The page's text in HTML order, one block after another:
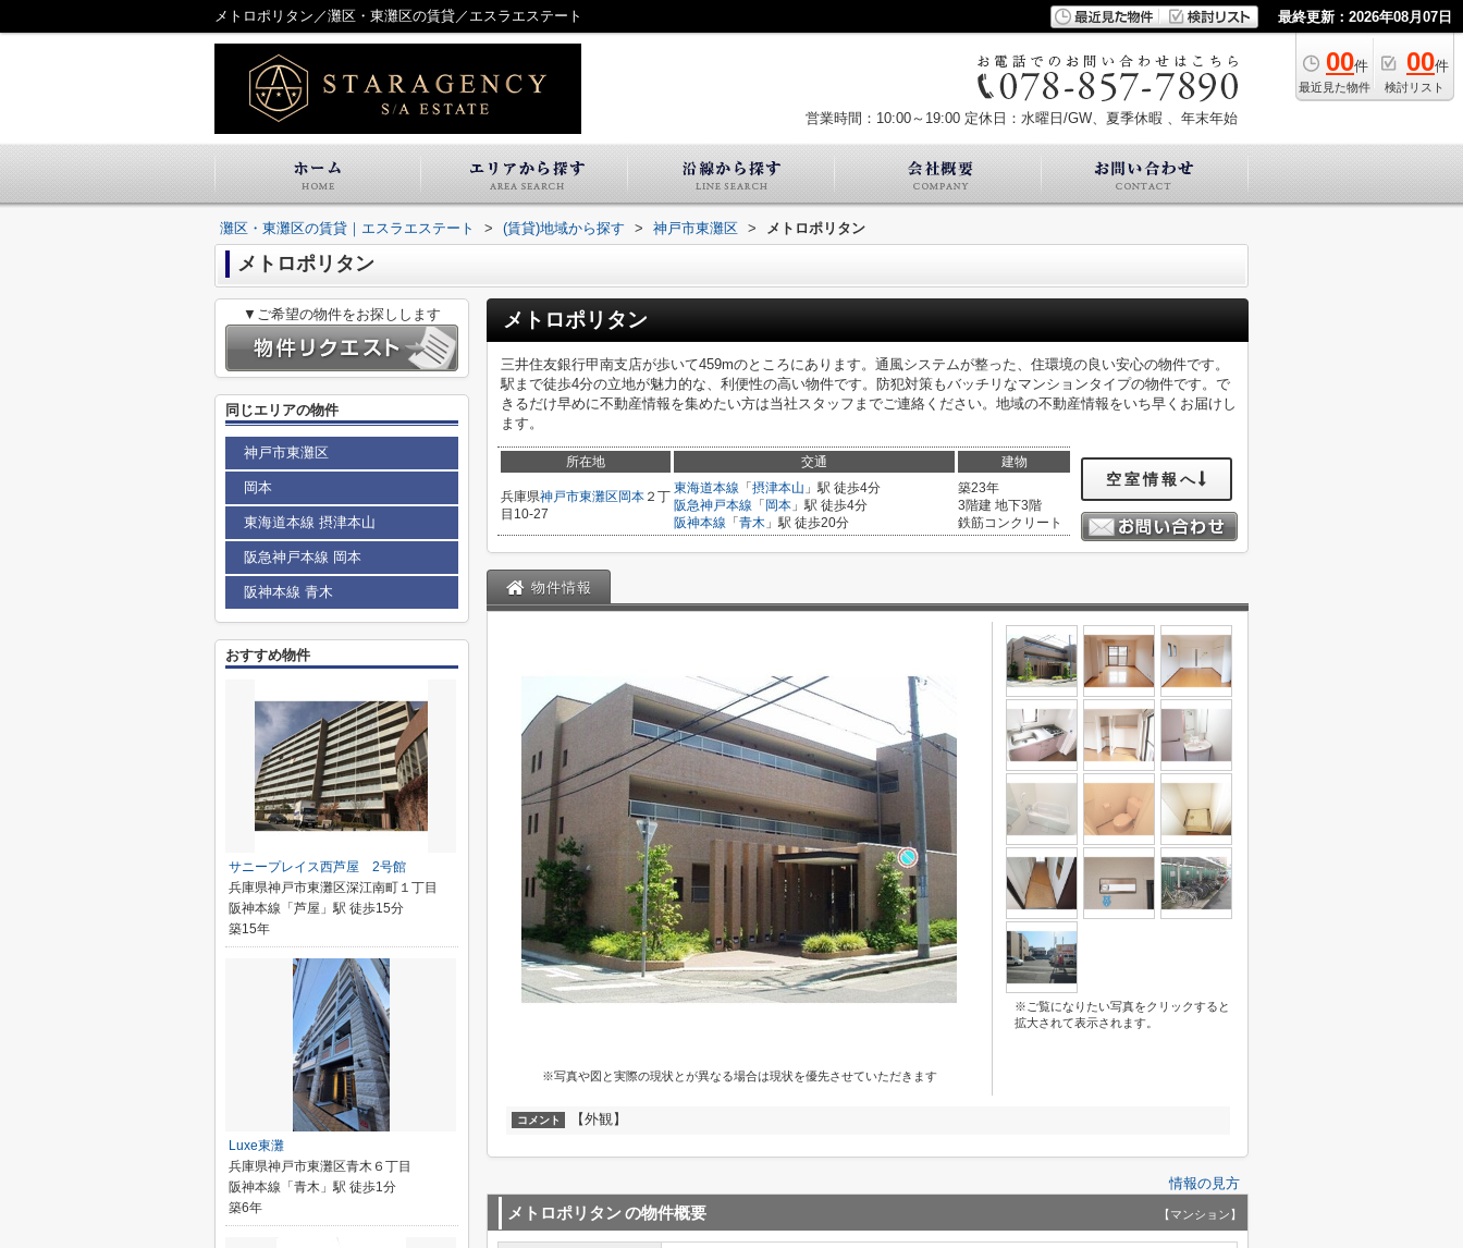
メトロポリタン／灘区・東灘区の賃貸／エスラエステート 最終更新：2026年08月07日
00件
最近見た物件
00件
検討リスト
営業時間：10:00～19:00 定休日：水曜日/GW、夏季休暇 、年末年始
灘区・東灘区の賃貸｜エスラエステート > (賃貸)地域から探す > 神戸市東灘区 > メトロポリタン
メトロポリタン
メトロポリタン
三井住友銀行甲南支店が歩いて459mのところにあります。通風システムが整った、住環境の良い安心の物件です。
駅まで徒歩4分の立地が魅力的な、利便性の高い物件です。防犯対策もバッチリなマンションタイプの物件です。で
きるだけ早めに不動産情報を集めたい方は当社スタッフまでご連絡ください。地域の不動産情報をいち早くお届けし
ます。
所在地 交通 建物
兵庫県神戸市東灘区 岡本 ２丁
目10-27
東海道本線 「 摂津本山 」駅 徒歩4分
阪急神戸本線 「 岡本 」駅 徒歩4分
阪神本線 「 青木 」駅 徒歩20分
築23年
3階建 地下3階
鉄筋コンクリート
空室情報へ
物件情報
※写真や図と実際の現状とが異なる場合は現状を優先させていただきます
※ご覧になりたい写真をクリックすると
拡大されて表示されます。
コメント 【外観】
情報の見方
メトロポリタンの物件概要 【マンション】
▼ご希望の物件をお探しします
同じエリアの物件
神戸市東灘区
岡本
東海道本線 摂津本山
阪急神戸本線 岡本
阪神本線 青木
おすすめ物件
サニープレイス西芦屋 2号館
兵庫県神戸市東灘区深江南町１丁目
阪神本線「芦屋」駅 徒歩15分
築15年
Luxe東灘
兵庫県神戸市東灘区青木６丁目
阪神本線「青木」駅 徒歩1分
築6年